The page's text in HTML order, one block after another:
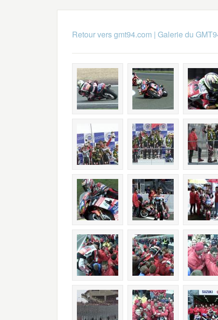
Retour vers gmt94.com | Galerie du